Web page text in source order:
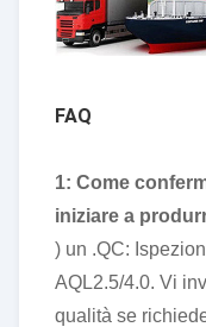
FAQ
1: Come
iniziare a
) un .QC:
AQL2.5/4.0. Vi
qualità se